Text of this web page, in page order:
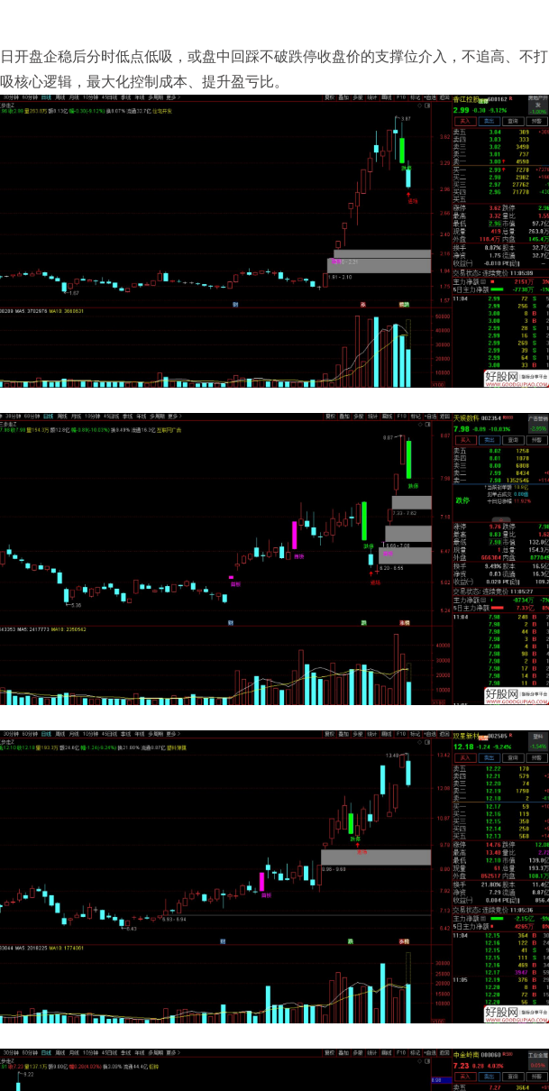
开盘企稳后分时低点低吸，或盘中回踩不破跌停收盘价的支撑位介入，不追高、不打
核心逻辑，最大化控制成本、提升盈亏比。